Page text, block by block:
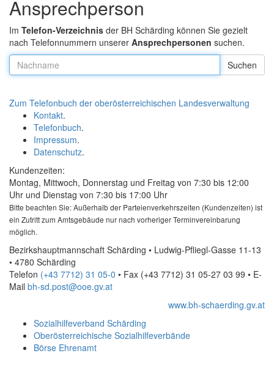
Ansprechperson
Im Telefon-Verzeichnis der BH Schärding können Sie gezielt
nach Telefonnummern unserer Ansprechpersonen suchen.
Nachname:
Zum Telefonbuch der oberösterreichischen Landesverwaltung
Kontakt.
Telefonbuch.
Impressum.
Datenschutz.
Kundenzeiten:
Montag, Mittwoch, Donnerstag und Freitag von 7:30 bis 12:00
Uhr und Dienstag von 7:30 bis 17:00 Uhr
Bitte beachten Sie: Außerhalb der Parteienverkehrszeiten (Kundenzeiten) ist
ein Zutritt zum Amtsgebäude nur nach vorheriger Terminvereinbarung
möglich.
Bezirkshauptmannschaft Schärding • Ludwig-Pfliegl-Gasse 11-13
• 4780 Schärding
Telefon (+43 7712) 31 05-0 • Fax (+43 7712) 31 05-27 03 99 • E-
Mail bh-sd.post@ooe.gv.at
www.bh-schaerding.gv.at
Sozialhilfeverband Schärding
Oberösterreichische Sozialhilfeverbände
Börse Ehrenamt